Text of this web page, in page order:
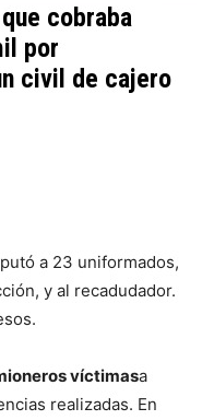
cobraba
por
civil de cajero
a 23 uniformados,
y al recadudador.
víctimasa
realizadas. En